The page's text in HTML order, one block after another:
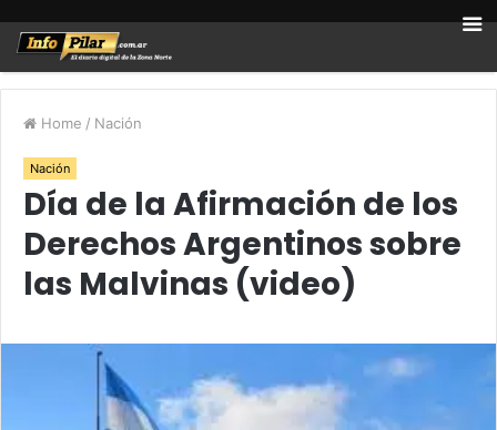
Home / Nación
Nación
Día de la Afirmación de los
Derechos Argentinos sobre
las Malvinas (video)